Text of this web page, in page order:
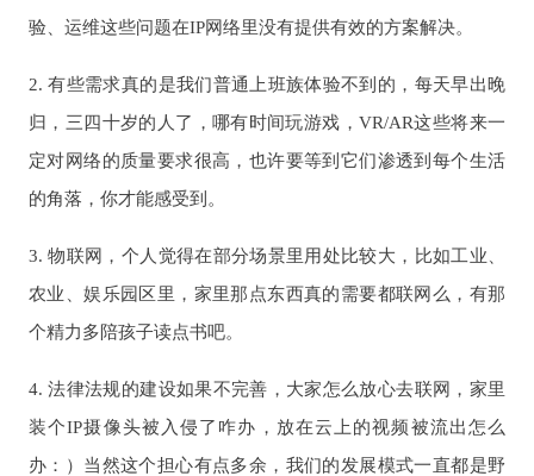
验、运维这些问题在IP网络里没有提供有效的方案解决。
2. 有些需求真的是我们普通上班族体验不到的，每天早出晚
归，三四十岁的人了，哪有时间玩游戏，VR/AR这些将来一
定对网络的质量要求很高，也许要等到它们渗透到每个生活
的角落，你才能感受到。
3. 物联网，个人觉得在部分场景里用处比较大，比如工业、
农业、娱乐园区里，家里那点东西真的需要都联网么，有那
个精力多陪孩子读点书吧。
4. 法律法规的建设如果不完善，大家怎么放心去联网，家里
装个IP摄像头被入侵了咋办，放在云上的视频被流出怎么
办：）当然这个担心有点多余，我们的发展模式一直都是野